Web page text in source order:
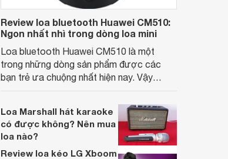
Review loa bluetooth Huawei CM510:
Ngon nhất nhì trong dòng loa mini
Loa bluetooth Huawei CM510 là một
trong những dòng sản phẩm được các
bạn trẻ ưa chuộng nhất hiện nay. Vậy
Loa Marshall hát karaoke
có được không? Nên mua
loa nào?
Review loa kéo LG Xboom